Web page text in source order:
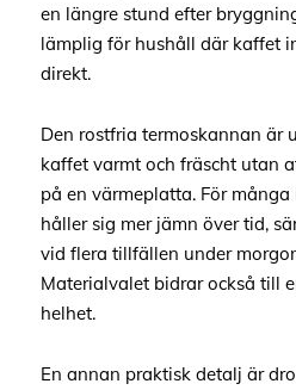
en längre stund efter
lämplig för hushåll där kaffet
direkt.
Den rostfria termoskannan är
kaffet varmt och fräscht utan
på en värmeplatta. För
håller sig mer jämn över tid,
vid flera tillfällen under
Materialvalet bidrar också till
helhet.
En annan praktisk detalj är